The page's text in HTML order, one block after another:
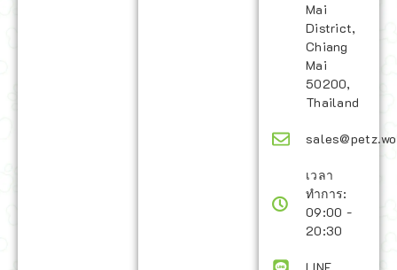
Mai
District,
Chiang
Mai
50200,
Thailand
เวลา
ทำการ:
09:00 -
20:30